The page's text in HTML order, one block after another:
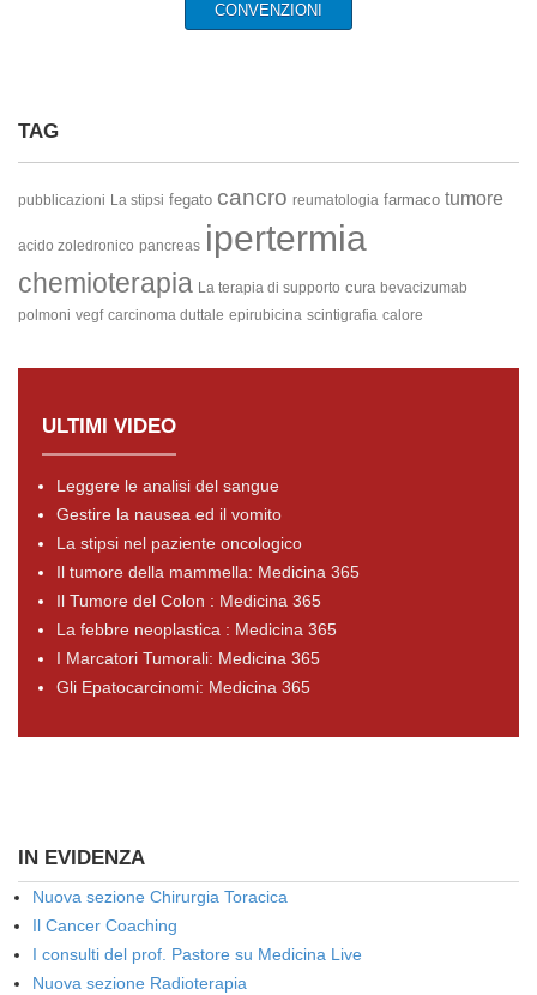
CONVENZIONI
TAG
pubblicazioni La stipsi fegato cancro reumatologia farmaco tumore
acido zoledronico pancreas ipertermia
chemioterapia La terapia di supporto cura bevacizumab
polmoni vegf carcinoma duttale epirubicina scintigrafia calore
ULTIMI VIDEO
Leggere le analisi del sangue
Gestire la nausea ed il vomito
La stipsi nel paziente oncologico
Il tumore della mammella: Medicina 365
Il Tumore del Colon : Medicina 365
La febbre neoplastica : Medicina 365
I Marcatori Tumorali: Medicina 365
Gli Epatocarcinomi: Medicina 365
IN EVIDENZA
Nuova sezione Chirurgia Toracica
Il Cancer Coaching
I consulti del prof. Pastore su Medicina Live
Nuova sezione Radioterapia